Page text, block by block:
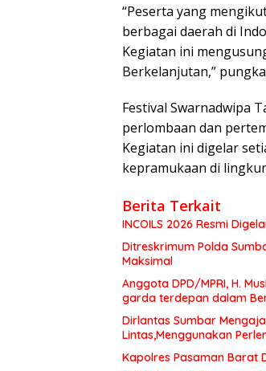
“Peserta yang
berbagai daerah di
Kegiatan ini
Berkelanjutan,”
Festival Swarnadwipa
perlombaan dan
Kegiatan ini digelar
kepramukaan di
Berita Terkait
INCOILS 2026 Resmi
Ditreskrimum Polda
Maksimal
Anggota DPD/MPRI, H.
garda terdepan dalam
Dirlantas Sumbar
Lintas,Menggunakan
Kapolres Pasaman Barat